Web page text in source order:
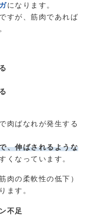
になります。
すが、筋肉であれば
肉ばなれが発生する
、伸ばされるような
くなっています。
肉の柔軟性の低下）
ます。
不足